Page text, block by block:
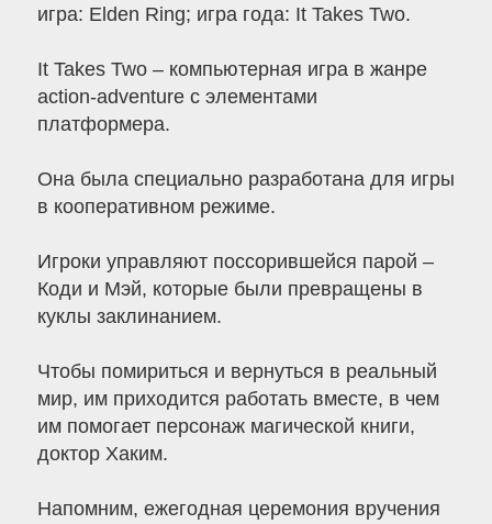
игра: Elden Ring; игра года: It Takes Two.
It Takes Two – компьютерная игра в жанре
action-adventure с элементами
платформера.
Она была специально разработана для игры
в кооперативном режиме.
Игроки управляют поссорившейся парой –
Коди и Мэй, которые были превращены в
куклы заклинанием.
Чтобы помириться и вернуться в реальный
мир, им приходится работать вместе, в чем
им помогает персонаж магической книги,
доктор Хаким.
Напомним, ежегодная церемония вручения